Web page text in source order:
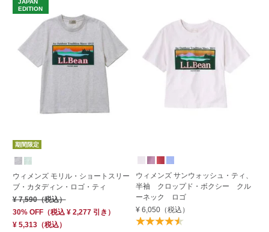
JAPAN
EDITION
期間限定
ウィメンズ モリル・ショートスリー
ブ・カタディン・ロゴ・ティ
¥ 7,590（税込）
30% OFF（税込 ¥ 2,277引き）
¥ 5,313（税込）
ウィメンズ サンウォッシュ・ティ、
半袖 クロップド・ボクシー クル
ーネック ロゴ
¥ 6,050 （税込）